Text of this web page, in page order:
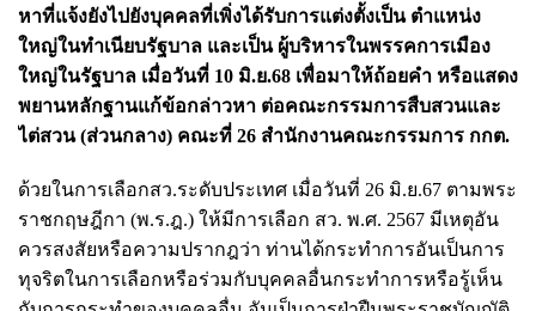
หาที่แจ้งยังไปยังบุคคลที่เพิ่งได้รับการแต่งตั้งเป็น ตำแหน่ง
ใหญ่ในทำเนียบรัฐบาล และเป็น ผู้บริหารในพรรคการเมือง
ใหญ่ในรัฐบาล เมื่อวันที่ 10 มิ.ย.68 เพื่อมาให้ถ้อยคำ หรือแสดง
พยานหลักฐานแก้ข้อกล่าวหา ต่อคณะกรรมการสืบสวนและ
ไต่สวน (ส่วนกลาง) คณะที่ 26 สำนักงานคณะกรรมการ กกต.
ด้วยในการเลือกสว.ระดับประเทศ เมื่อวันที่ 26 มิ.ย.67 ตามพระ
ราชกฤษฎีกา (พ.ร.ฎ.) ให้มีการเลือก สว. พ.ศ. 2567 มีเหตุอัน
ควรสงสัยหรือความปรากฎว่า ท่านได้กระทำการอันเป็นการ
ทุจริตในการเลือกหรือร่วมกับบุคคลอื่นกระทำการหรือรู้เห็น